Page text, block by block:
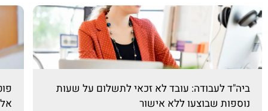
ביה"ד לעבודה: עובד לא זכאי לתשלום על שעות
נוספות שבוצעו ללא אישור